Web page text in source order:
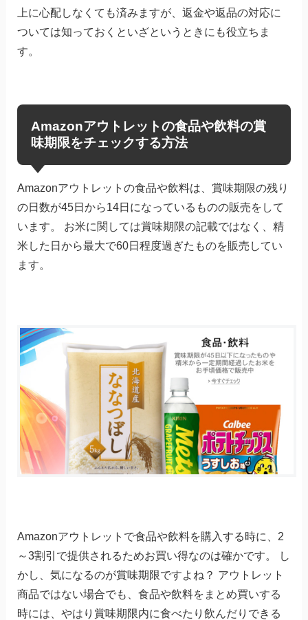
上に心配しなくても済みますが、返金や返品の対応に
ついては知っておくといざというときにも役立ちま
す。
Amazonアウトレットの食品や飲料の賞
味期限をチェックする方法
Amazonアウトレットの食品や飲料は、賞味期限の残り
の日数が45日から14日になっているものの販売をして
います。 お米に関しては賞味期限の記載ではなく、精
米した日から最大で60日程度過ぎたものを販売してい
ます。
Amazonアウトレットで食品や飲料を購入する時に、2
～3割引で提供されるためお買い得なのは確かです。 し
かし、気になるのが賞味期限ですよね？ アウトレット
商品ではない場合でも、食品や飲料をまとめ買いする
時には、やはり賞味期限内に食べたり飲んだりできる